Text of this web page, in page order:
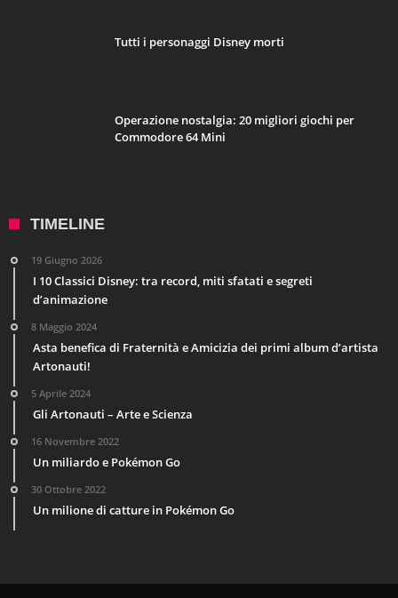
Tutti i personaggi Disney morti
Operazione nostalgia: 20 migliori giochi per
Commodore 64 Mini
TIMELINE
19 Giugno 2026
I 10 Classici Disney: tra record, miti sfatati e segreti
d’animazione
8 Maggio 2024
Asta benefica di Fraternità e Amicizia dei primi album d’artista
Artonauti!
5 Aprile 2024
Gli Artonauti – Arte e Scienza
16 Novembre 2022
Un miliardo e Pokémon Go
30 Ottobre 2022
Un milione di catture in Pokémon Go